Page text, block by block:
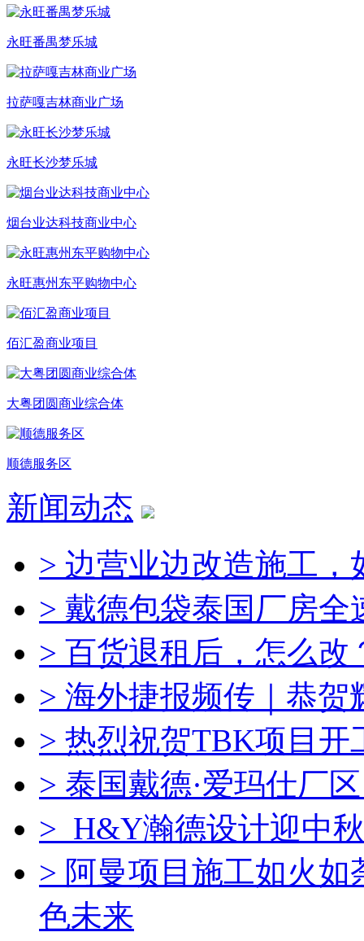
永旺番禺梦乐城
拉萨嘎吉林商业广场
永旺长沙梦乐城
烟台业达科技商业中心
永旺惠州东平购物中心
佰汇盈商业项目
大粤团圆商业综合体
顺德服务区
新闻动态
> 边营业边改造施工，
> 戴德包袋泰国厂房全
> 百货退租后，怎么改
> 海外捷报频传｜恭贺
> 热烈祝贺TBK项目开
> 泰国戴德·爱玛仕厂
> H&Y瀚德设计迎中
> 阿曼项目施工如火
色未来